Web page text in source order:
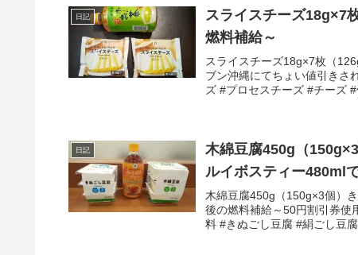
日記
スライスチーズ18g×7
燃料補給～
スライスチーズ18g×7枚（
ブン沖縄にてちょい値引きさ
ズ #プロセスチーズ #チーズ
日記
木綿豆腐450g（
ルイボスティー480ml
木綿豆腐450g（150g×3個）
後の燃料補給～50円割引券使
料 #きぬごし豆腐 #絹ごし豆腐